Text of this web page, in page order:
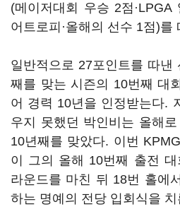
(메이저대회 우승 2점·LPGA
어트로피·올해의 선수 1점)를
일반적으로 27포인트를 따낸
째를 맞는 시즌의 10번째 대
어 경력 10년을 인정받는다.
우지 못했던 박인비는 올해
10년째를 맞았다. 이번
이 그의 올해 10번째 출전
라운드를 마친 뒤 18번 홀에
하는 명예의 전당 입회식을 치